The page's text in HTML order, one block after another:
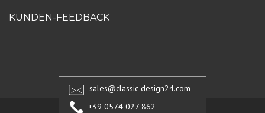
KUNDEN-FEEDBACK
sales@classic-design24.com
+39 0574 027 862